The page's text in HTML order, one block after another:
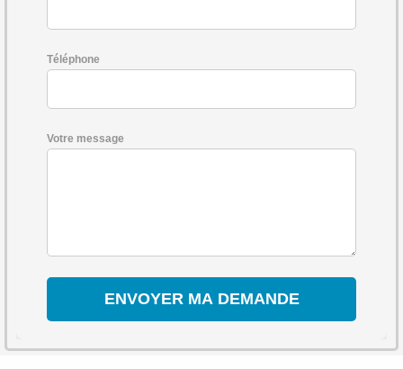
Téléphone
Votre message